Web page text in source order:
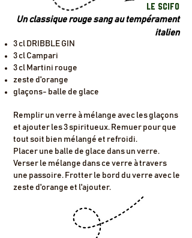
LE SCIFO
Un classique rouge sang au tempérament
italien
3 cl DRIBBLE GIN
3 cl Campari
3 cl Martini rouge
zeste d'orange
glaçons- balle de glace​​
Remplir un verre à mélange avec les glaçons
et ajouter les 3 spiritueux. Remuer pour que
tout soit bien mélangé et refroidi.
Placer une balle de glace dans un verre.
Verser le mélange dans ce verre à travers
une passoire. Frotter le bord du verre avec le
zeste d'orange et l'ajouter.